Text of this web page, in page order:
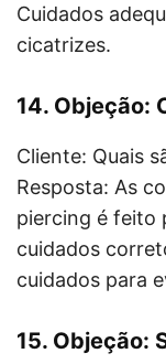
Cuidados
cicatrizes.
14. Objeção:
Cliente: Quais
Resposta: As
piercing é feito
cuidados
cuidados para
15. Objeção: